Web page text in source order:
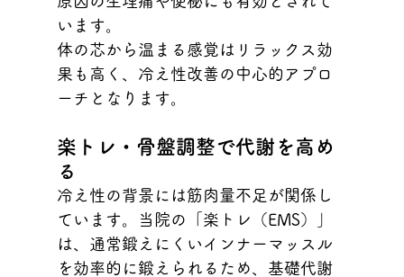
います。
体の芯から温まる感覚はリラックス効
果も高く、冷え性改善の中心的アプロ
ーチとなります。
楽トレ・骨盤調整で代謝を高め
る
冷え性の背景には筋肉量不足が関係し
ています。当院の「楽トレ（EMS）」
は、通常鍛えにくいインナーマッスル
を効率的に鍛えられるため、基礎代謝